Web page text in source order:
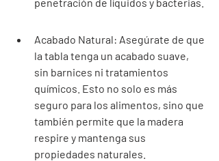
Acabado Natural: Asegúrate de que
la tabla tenga un acabado suave,
sin barnices ni tratamientos
químicos. Esto no solo es más
seguro para los alimentos, sino que
también permite que la madera
respire y mantenga sus
propiedades naturales.